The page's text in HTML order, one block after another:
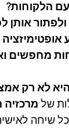
הלקוחות?
ולפתור אותן
מחפשים
לא רק
של
שיחה